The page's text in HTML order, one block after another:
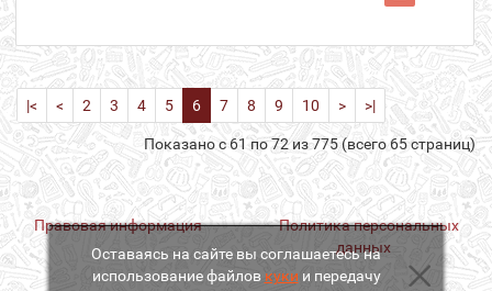
|< < 2 3 4 5 6 7 8 9 10 > >|
Показано с 61 по 72 из 775 (всего 65 страниц)
Правовая информация
Политика персональных
данных
Оставаясь на сайте вы соглашаетесь на
использование файлов куки и передачу